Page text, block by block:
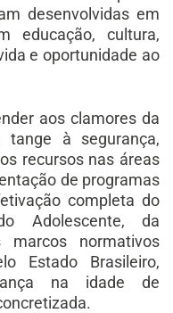
desenvolvidas em
educação, cultura,
e oportunidade ao
aos clamores da
tange à segurança,
recursos nas áreas
de programas
completa do
Adolescente, da
marcos normativos
Estado Brasileiro,
na idade de